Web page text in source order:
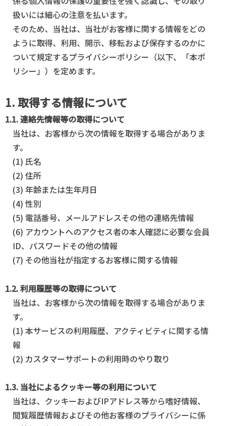
扱いには細心の注意を払います。
そのため、当社は、当社がお客様に関する情報をどの
ように取得、利用、開示、移転および保存するのかに
ついて規定するプライバシーポリシー（以下、「本ポ
リシー」）を定めます。
1. 取得する情報について
1.1. 連絡先情報等の取得について
当社は、お客様から次の情報を取得する場合がありま
す。
(1) 氏名
(2) 住所
(3) 年齢または生年月日
(4) 性別
(5) 電話番号、メールアドレスその他の連絡先情報
(6) アカウントへのアクセス者の本人確認に必要な会員
ID、パスワードその他の情報
(7) その他当社が指定するお客様に関する情報
1.2. 利用履歴等の取得について
当社は、お客様から次の情報を取得する場合がありま
す。
(1) 本サービスの利用履歴、アクティビティに関する情
報
(2) カスタマーサポートの利用時のやり取り
1.3. 当社によるクッキー等の利用について
当社は、クッキーおよびIPアドレス等から嗜好情報、
閲覧履歴情報およびその他お客様のプライバシーに係